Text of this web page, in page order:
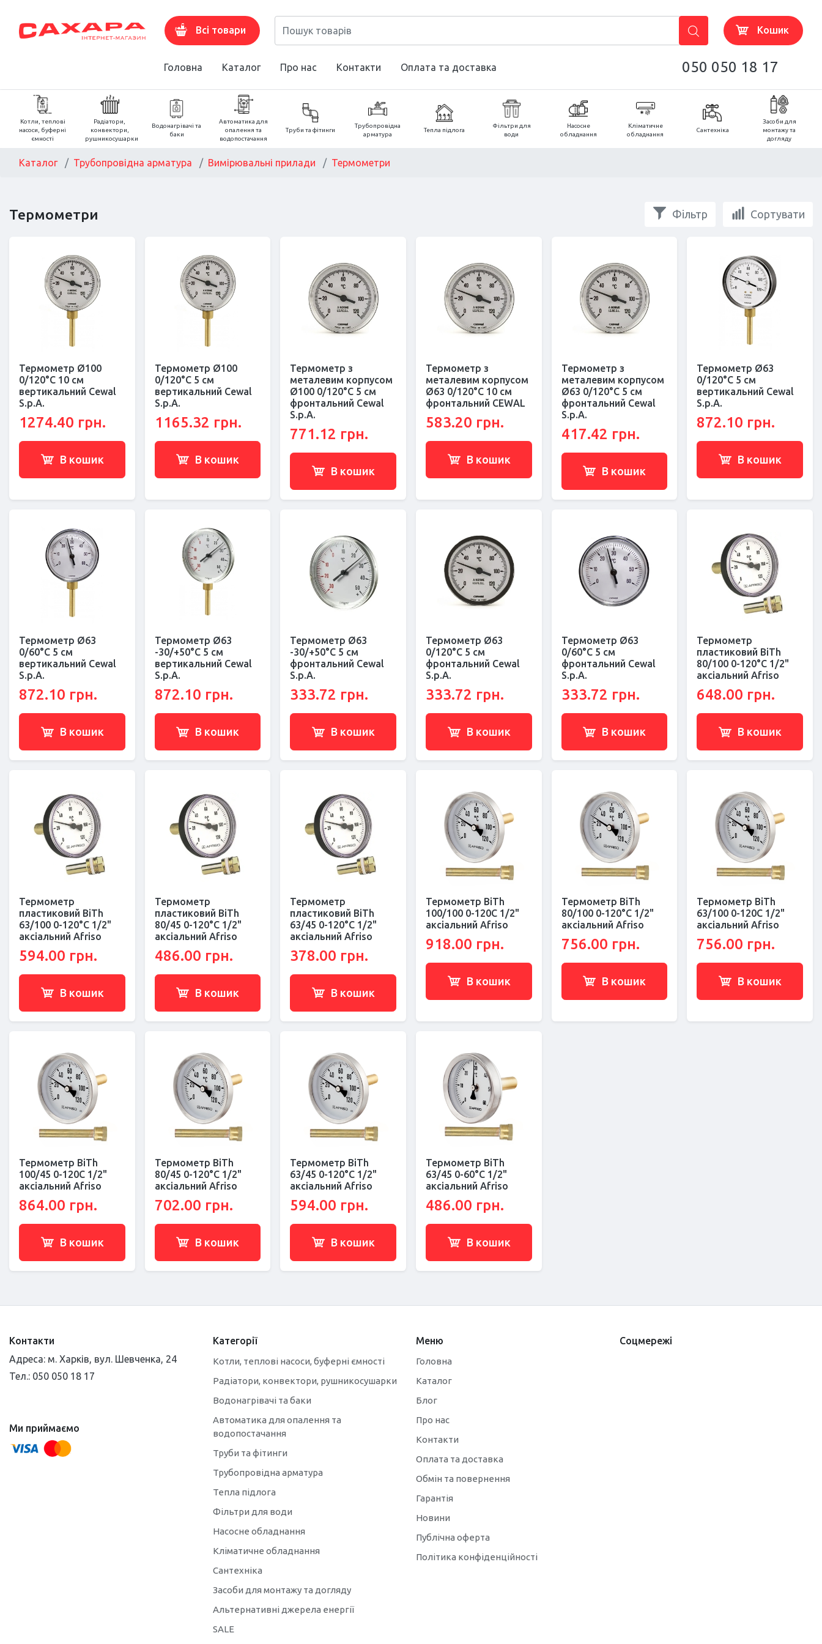
Всі товари Кошик
Головна Каталог Про нас Контакти Оплата та доставка 050 050 18 17
Котли, теплові
насоси, буферні
ємності
Радіатори,
конвектори,
рушникосушарки
Водонагрівачі та
баки
Автоматика для
опалення та
водопостачання
Труби та фітинги
Трубопровідна
арматура
Тепла підлога
Фільтри для
води
Насосне
обладнання
Кліматичне
обладнання
Сантехніка
Засоби для
монтажу та
догляду
Каталог Трубопровідна арматура Вимірювальні прилади Термометри
Термометри Фільтр Сортувати
Термометр Ø100
0/120°С 10 см
вертикальний Cewal
S.p.A.
1274.40 грн.
В кошик
Термометр Ø100
0/120°С 5 см
вертикальний Cewal
S.p.A.
1165.32 грн.
В кошик
Термометр з
металевим корпусом
Ø100 0/120°С 5 см
фронтальний Cewal
S.p.A.
771.12 грн.
В кошик
Термометр з
металевим корпусом
Ø63 0/120°С 10 см
фронтальний CEWAL
583.20 грн.
В кошик
Термометр з
металевим корпусом
Ø63 0/120°С 5 см
фронтальний Cewal
S.p.A.
417.42 грн.
В кошик
Термометр Ø63
0/120°С 5 см
вертикальний Cewal
S.p.A.
872.10 грн.
В кошик
Термометр Ø63
0/60°С 5 см
вертикальний Cewal
S.p.A.
872.10 грн.
В кошик
Термометр Ø63
-30/+50°С 5 см
вертикальний Cewal
S.p.A.
872.10 грн.
В кошик
Термометр Ø63
-30/+50°С 5 см
фронтальний Cewal
S.p.A.
333.72 грн.
В кошик
Термометр Ø63
0/120°С 5 см
фронтальний Cewal
S.p.A.
333.72 грн.
В кошик
Термометр Ø63
0/60°С 5 см
фронтальний Cewal
S.p.A.
333.72 грн.
В кошик
Термометр
пластиковий BiTh
80/100 0-120°С 1/2"
аксіальний Afriso
648.00 грн.
В кошик
Термометр
пластиковий BiTh
63/100 0-120°С 1/2"
аксіальний Afriso
594.00 грн.
В кошик
Термометр
пластиковий BiTh
80/45 0-120°С 1/2"
аксіальний Afriso
486.00 грн.
В кошик
Термометр
пластиковий BiTh
63/45 0-120°С 1/2"
аксіальний Afriso
378.00 грн.
В кошик
Термометр BiTh
100/100 0-120C 1/2"
аксіальний Afriso
918.00 грн.
В кошик
Термометр BiTh
80/100 0-120°С 1/2"
аксіальний Afriso
756.00 грн.
В кошик
Термометр BiTh
63/100 0-120C 1/2"
аксіальний Afriso
756.00 грн.
В кошик
Термометр BiTh
100/45 0-120C 1/2"
аксіальний Afriso
864.00 грн.
В кошик
Термометр BiTh
80/45 0-120°С 1/2"
аксіальний Afriso
702.00 грн.
В кошик
Термометр BiTh
63/45 0-120°С 1/2"
аксіальний Afriso
594.00 грн.
В кошик
Термометр BiTh
63/45 0-60°С 1/2"
аксіальний Afriso
486.00 грн.
В кошик
Контакти
Адреса: м. Харків, вул. Шевченка, 24
Тел.: 050 050 18 17
Ми приймаємо
Категорії
Котли, теплові насоси, буферні ємності
Радіатори, конвектори, рушникосушарки
Водонагрівачі та баки
Автоматика для опалення та
водопостачання
Труби та фітинги
Трубопровідна арматура
Тепла підлога
Фільтри для води
Насосне обладнання
Кліматичне обладнання
Сантехніка
Засоби для монтажу та догляду
Альтернативні джерела енергії
SALE
Меню
Головна
Каталог
Блог
Про нас
Контакти
Оплата та доставка
Обмін та повернення
Гарантія
Новини
Публічна оферта
Політика конфіденційності
Соцмережі